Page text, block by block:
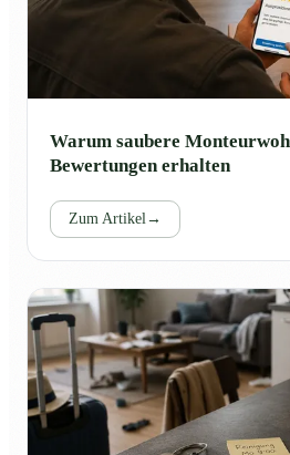
Warum saubere
Bewertungen erhalten
Zum Artikel→